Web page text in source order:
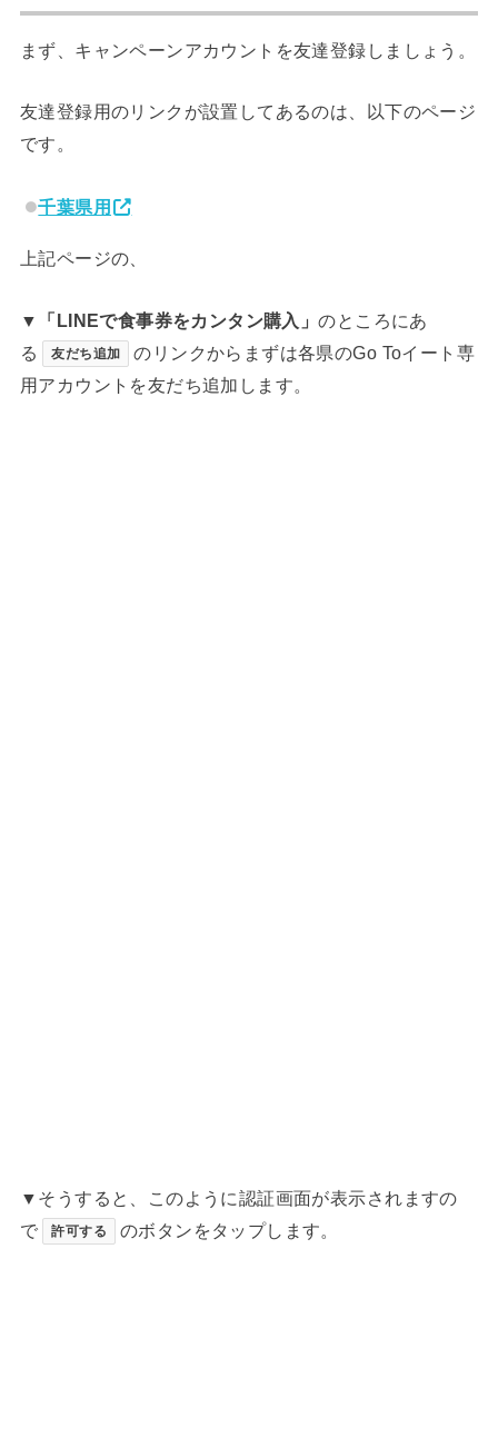
まず、キャンペーンアカウントを友達登録しましょう。
友達登録用のリンクが設置してあるのは、以下のページ
です。
千葉県用
上記ページの、
▼ 「LINEで食事券をカンタン購入」のところにあ
る
友だち追加
のリンクからまずは各県のGo Toイート専
用アカウントを友だち追加します。
▼そうすると、このように認証画面が表示されますの
で
許可する のボタンをタップします。